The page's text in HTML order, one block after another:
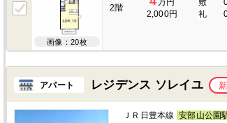
画像：20枚
2階
万円
2,000円
敷
礼
アパート レジデンス ソレイユ
ＪＲ日豊本線 安部山公園